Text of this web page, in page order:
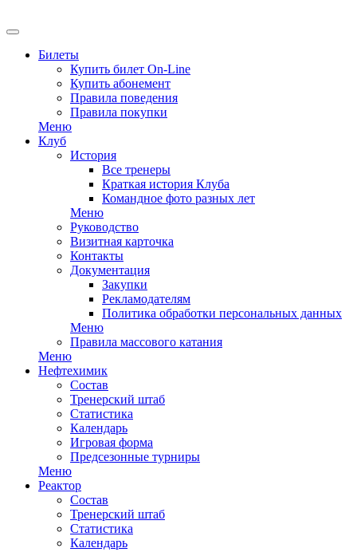
Билеты
Купить билет On-Line
Купить абонемент
Правила поведения
Правила покупки
Меню
Клуб
История
Все тренеры
Краткая история Клуба
Командное фото разных лет
Меню
Руководство
Визитная карточка
Контакты
Документация
Закупки
Рекламодателям
Политика обработки персональных данных
Меню
Правила массового катания
Меню
Нефтехимик
Состав
Тренерский штаб
Статистика
Календарь
Игровая форма
Предсезонные турниры
Меню
Реактор
Состав
Тренерский штаб
Статистика
Календарь